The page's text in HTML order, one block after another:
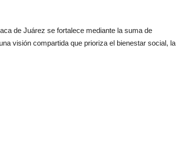
de Juárez se fortalece mediante la suma de
visión compartida que prioriza el bienestar social, la